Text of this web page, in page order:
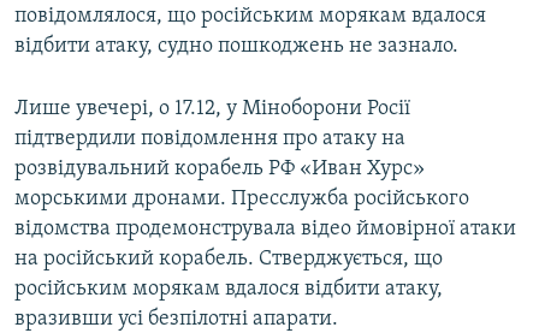
повідомлялося, що російським морякам вдалося
відбити атаку, судно пошкоджень не зазнало.
Лише увечері, о 17.12, у Міноборони Росії
підтвердили повідомлення про атаку на
розвідувальний корабель РФ «Иван Хурс»
морськими дронами. Пресслужба російського
відомства продемонструвала відео ймовірної атаки
на російський корабель. Стверджується, що
російським морякам вдалося відбити атаку,
вразивши усі безпілотні апарати.